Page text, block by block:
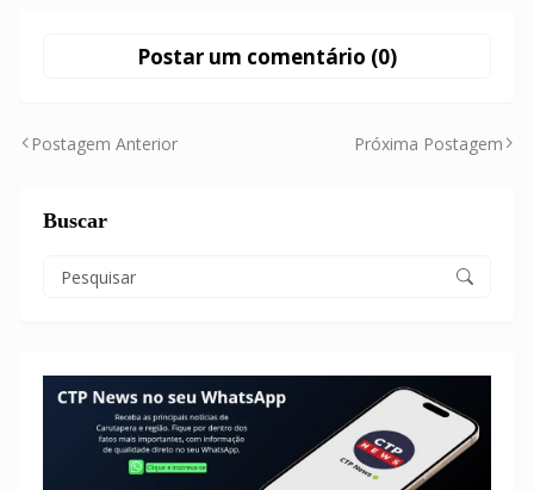
Postar um comentário (0)
Postagem Anterior Próxima Postagem
Buscar